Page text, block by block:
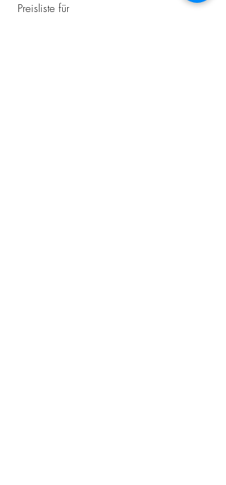
Preisliste für